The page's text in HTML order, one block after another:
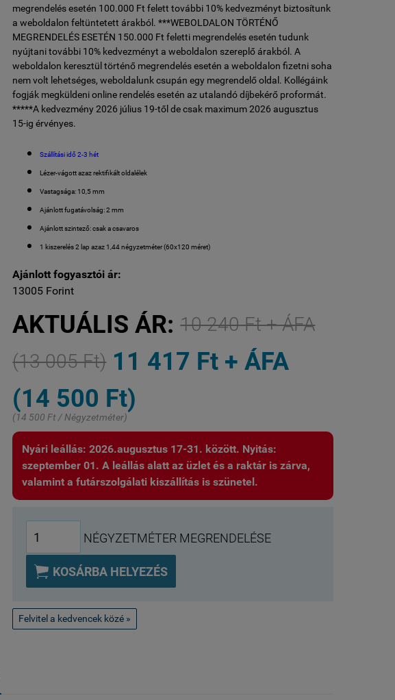
megrendelés esetén 100.000 Ft felett további 10% kedvezményt biztosítunk
a weboldalon feltüntetett árakból. ***WEBOLDALON TÖRTÉNŐ
MEGRENDELÉS ESETÉN 150.000 Ft feletti megrendelés esetén tudunk
nyújtani további 10% kedvezményt a weboldalon szereplő árakból. A
weboldalon keresztül történő megrendelés esetén a weboldalon fizetni soha
nem volt lehetséges, weboldalunk csupán egy megrendelő oldal. Kollégáink
fogják megküldeni online rendelés esetén az utalandó díjbekérő proformát.
*****A kedvezmény 2026 július 19-től de csak maximum 2026 augusztus
15-ig érvényes.
Szállítási idő 2-3 hét
Lézer-vágott azaz rektifikált oldalélek
Vastagsága: 10,5 mm
Ajánlott fugatávolság: 2 mm
Ajánlott szintező: csak a csavaros
1 kiszerelés 2 lap azaz 1,44 négyzetméter (60x120 méret)
Ajánlott fogyasztói ár:
13005 Forint
AKTUÁLIS ÁR:10 240 Ft + ÁFA
(13 005 Ft) 11 417 Ft + ÁFA
(14 500 Ft)
(14 500 Ft / Négyzetméter)
Nyári leállás: 2026.augusztus 17-31. között. Nyitás:
szeptember 01. A leállás alatt az üzlet és a raktár is zárva,
valamint a futárszolgálati kiszállítás is szünetel.
NÉGYZETMÉTER MEGRENDELÉSE
 KOSÁRBA HELYEZÉS
Felvitel a kedvencek közé »